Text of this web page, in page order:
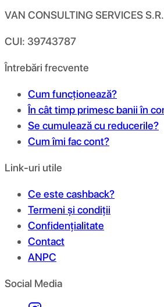
VAN CONSULTING SERVICES
CUI: 39743787
Întrebări frecvente
Cum funcționează?
În cât timp primesc banii în
Se cumulează cu reducerile?
Cum îmi fac cont?
Link-uri utile
Ce este cashback?
Termeni și condiții
Confidențialitate
Contact
ANPC
Social Media